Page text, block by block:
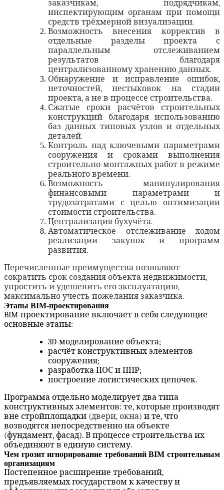
заказчикам, подрядчикам,
инспектирующим органам при помощи
средств трёхмерной визуализации.
Возможность внесения корректив в
отдельные разделы проекта с
параллельным отслеживанием
результатов благодаря
централизованному хранению данных.
Обнаружение и исправление ошибок,
неточностей, нестыковок на стадии
проекта, а не в процессе строительства.
Сжатые сроки расчётов строительных
конструкций благодаря использованию
баз данных типовых узлов и отдельных
деталей.
Контроль над ключевыми параметрами
сооружения и сроками выполнения
строительно-монтажных работ в режиме
реального времени.
Возможность манипулирования
финансовыми параметрами и
трудозатратами с целью оптимизации
стоимости строительства.
Централизация бухучёта.
Автоматическое отслеживание ходом
реализации закупок и программ
развития.
Перечисленные преимущества позволяют
сократить срок создания объекта недвижимости,
упростить и удешевить его эксплуатацию,
максимально учесть пожелания заказчика.
Этапы BIM-проектирования
BIM-проектирование включает в себя следующие
основные этапы:
3D-моделирование объекта;
расчёт конструктивных элементов
сооружения;
разработка ПОС и ППР;
построение логистических цепочек.
Программа отдельно моделирует два типа
конструктивных элементов: те, которые производят
вне стройплощадки (двери, окна) и те, что
возводятся непосредственно на объекте
(фундамент, фасад). В процессе строительства их
объединяют в единую систему.
Чем грозит игнорирование требований BIM строительным
организациям
Постепенное расширение требований,
предъявляемых государством к качеству и